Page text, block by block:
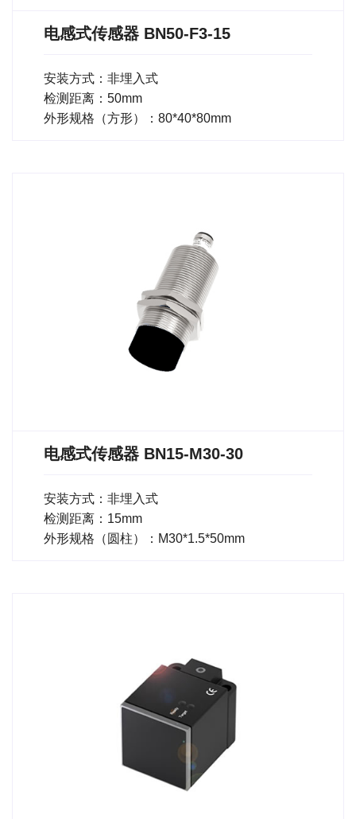
电感式传感器 BN50-F3-15
安装方式：非埋入式
检测距离：50mm
外形规格（方形）：80*40*80mm
电感式传感器 BN15-M30-30
安装方式：非埋入式
检测距离：15mm
外形规格（圆柱）：M30*1.5*50mm